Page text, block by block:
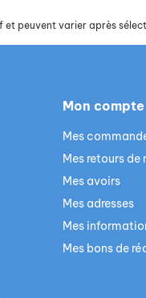
peuvent varier après
Mon compte
Mes
Mes retours
Mes avoirs
Mes adresses
Mes
Mes bons de